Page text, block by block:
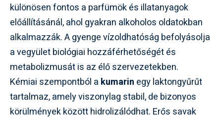
különösen fontos a parfümök és illatanyagok
előállításánál, ahol gyakran alkoholos oldatokban
alkalmazzák. A gyenge vízoldhatóság befolyásolja
a vegyület biológiai hozzáférhetőségét és
metabolizmusát is az élő szervezetekben.
Kémiai szempontból a kumarin egy laktongyűrűt
tartalmaz, amely viszonylag stabil, de bizonyos
körülmények között hidrolizálódhat. Erős savak